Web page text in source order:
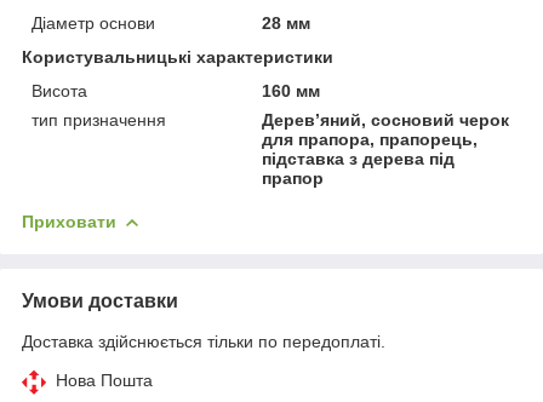
Діаметр основи
28 мм
Користувальницькі характеристики
Висота
160 мм
тип призначення
Дерев’яний, сосновий черок
для прапора, прапорець,
підставка з дерева під
прапор
Приховати
Умови доставки
Доставка здійснюється тільки по передоплаті.
Нова Пошта